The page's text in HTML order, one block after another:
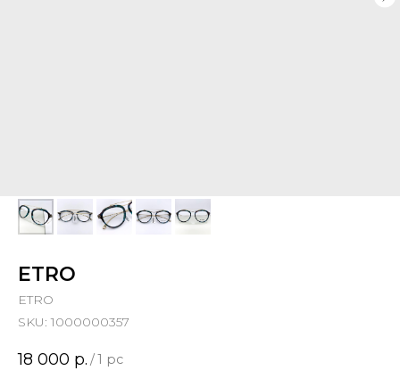
ETRO
ETRO
SKU: 1000000357
18 000 р. /1 pc